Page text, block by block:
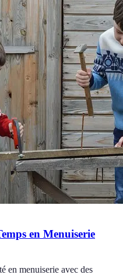
en Menuiserie
en menuiserie avec des